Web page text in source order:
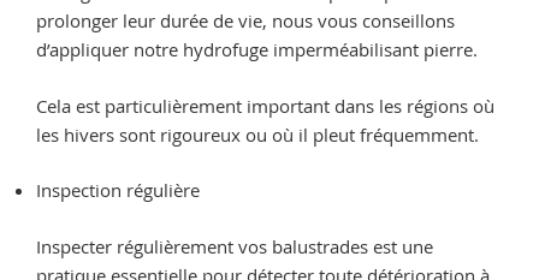
prolonger leur durée de vie, nous vous conseillons
d’appliquer notre hydrofuge imperméabilisant pierre.
Cela est particulièrement important dans les régions où
les hivers sont rigoureux ou où il pleut fréquemment.
Inspection régulière
Inspecter régulièrement vos balustrades est une
pratique essentielle pour détecter toute détérioration à